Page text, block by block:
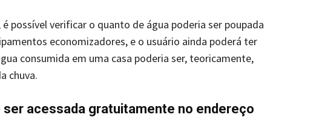
possível verificar o quanto de água poderia ser poupada
economizadores, e o usuário ainda poderá ter
consumida em uma casa poderia ser, teoricamente,
chuva.
ser acessada gratuitamente no endereço